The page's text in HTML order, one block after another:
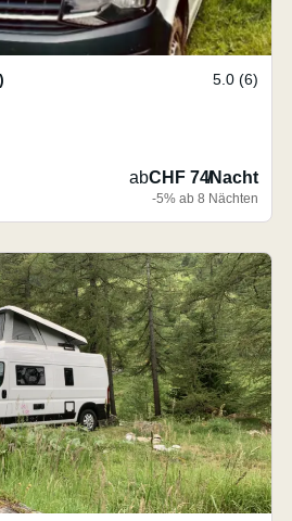
5.0 (6)
abCHF 74/Nacht
-5% ab 8 Nächten